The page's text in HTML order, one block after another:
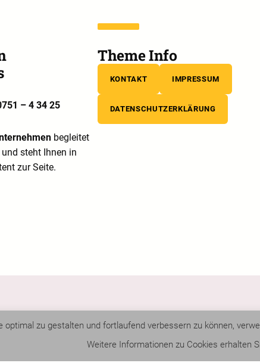
– 4 34 25
begleitet
steht Ihnen in
zur Seite.
Theme Info
KONTAKT IMPRESSUM
DATENSCHUTZERKLÄRUNG
Wohlschiess, 2024
optimal zu gestalten und fortlaufend verbessern zu können,
Weitere Informationen zu Cookies erhalten